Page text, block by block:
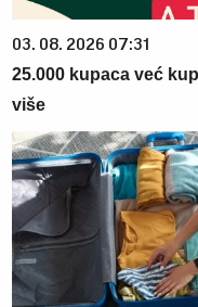
03. 08. 2026 07:31
25.000 kupaca već
više